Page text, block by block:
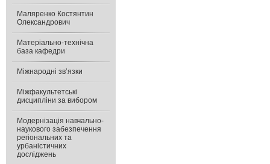
Маляренко Костянтин
Олександрович
Матеріально-технічна
база кафедри
Міжнародні зв’язки
Міжфакультетські
дисципліни за вибором
Модернізація навчально-
наукового забезпечення
регіональних та
урбаністичних
досліджень